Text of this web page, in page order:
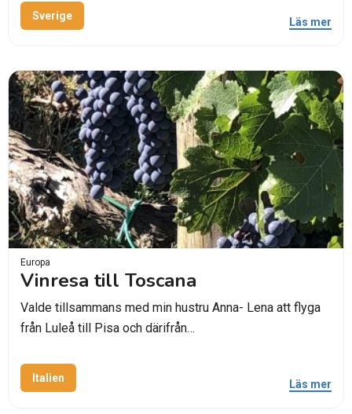
Sverige Läs mer
Europa
Vinresa till Toscana
Valde tillsammans med min hustru Anna- Lena att flyga
från Luleå till Pisa och därifrån…
Italien Läs mer